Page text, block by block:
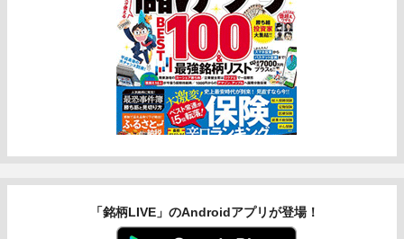
「銘柄LIVE」のAndroidアプリが登場！